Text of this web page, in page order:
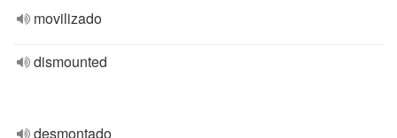
movilizado
dismounted
desmontado